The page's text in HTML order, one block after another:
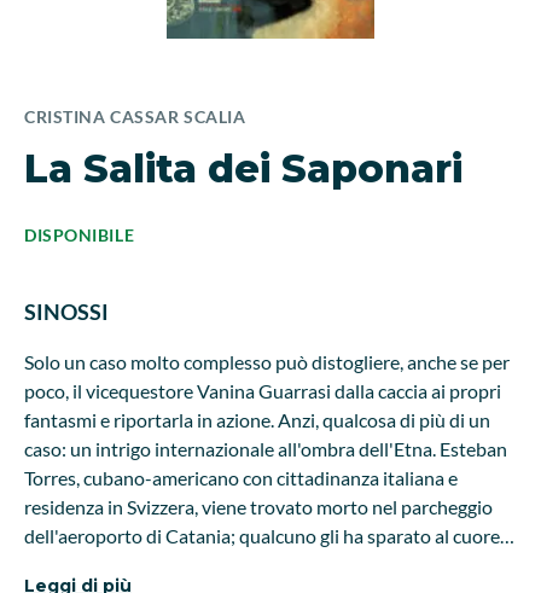
CRISTINA CASSAR SCALIA
La Salita dei Saponari
DISPONIBILE
SINOSSI
Solo un caso molto complesso può distogliere, anche se per
poco, il vicequestore Vanina Guarrasi dalla caccia ai propri
fantasmi e riportarla in azione. Anzi, qualcosa di più di un
caso: un intrigo internazionale all'ombra dell'Etna. Esteban
Torres, cubano-americano con cittadinanza italiana e
residenza in Svizzera, viene trovato morto nel parcheggio
dell'aeroporto di Catania; qualcuno gli ha sparato al cuore.
Leggi di più